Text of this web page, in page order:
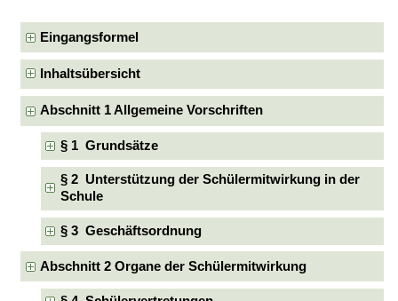
Eingangsformel
Inhaltsübersicht
Abschnitt 1 Allgemeine Vorschriften
§ 1 Grundsätze
§ 2 Unterstützung der Schülermitwirkung in der
Schule
§ 3 Geschäftsordnung
Abschnitt 2 Organe der Schülermitwirkung